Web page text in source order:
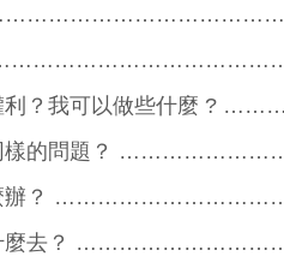
？
？
權利？我可以做些什
答同樣的問題？
怎麼辦？
帶什麼去？